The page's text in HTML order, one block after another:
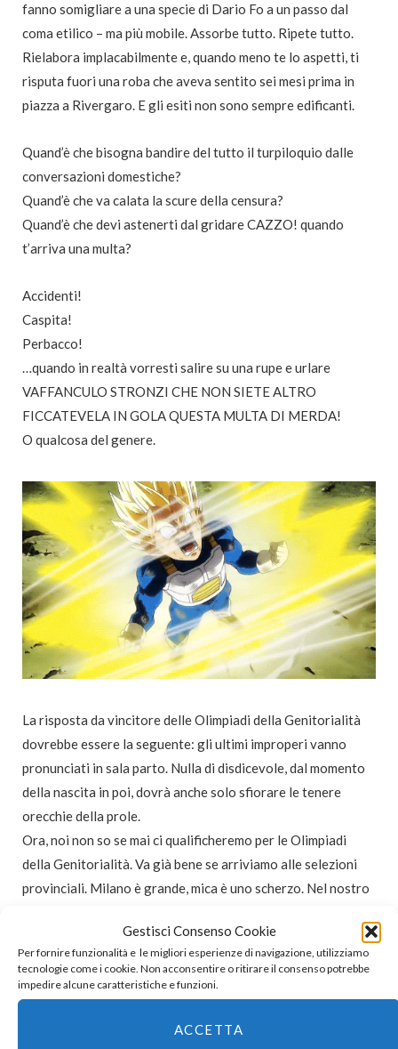
Gestisci Consenso Cookie
Per fornire funzionalità e le migliori esperienze di navigazione, utilizziamo
tecnologie come i cookie. Non acconsentire o ritirare il consenso potrebbe
impedire alcune caratteristiche e funzioni.
ACCETTA
fanno somigliare a una specie di Dario Fo a un passo dal
coma etilico – ma più mobile. Assorbe tutto. Ripete tutto.
Rielabora implacabilmente e, quando meno te lo aspetti, ti
risputa fuori una roba che aveva sentito sei mesi prima in
piazza a Rivergaro. E gli esiti non sono sempre edificanti.
Quand’è che bisogna bandire del tutto il turpiloquio dalle
conversazioni domestiche?
Quand’è che va calata la scure della censura?
Quand’è che devi astenerti dal gridare CAZZO! quando
t’arriva una multa?
Accidenti!
Caspita!
Perbacco!
…quando in realtà vorresti salire su una rupe e urlare
VAFFANCULO STRONZI CHE NON SIETE ALTRO
FICCATEVELA IN GOLA QUESTA MULTA DI MERDA!
O qualcosa del genere.
La risposta da vincitore delle Olimpiadi della Genitorialità
dovrebbe essere la seguente: gli ultimi improperi vanno
pronunciati in sala parto. Nulla di disdicevole, dal momento
della nascita in poi, dovrà anche solo sfiorare le tenere
orecchie della prole.
Ora, noi non so se mai ci qualificheremo per le Olimpiadi
della Genitorialità. Va già bene se arriviamo alle selezioni
provinciali. Milano è grande, mica è uno scherzo. Nel nostro
negli sceneggiatori di Topolino. Innumerevoli personaggi di
Topolino esternano a più riprese il loro disappunto, la loro
rabbia e il loro legittimo furore senza scivolare nella
personaggio di Topolino che prorompe in una serie di